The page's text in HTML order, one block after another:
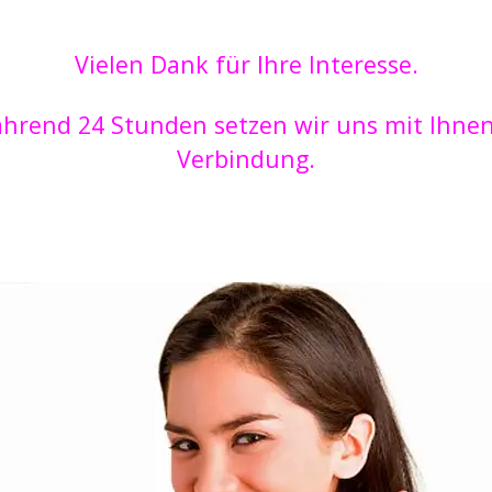
Vielen Dank für Ihre Interesse.
24 Stunden setzen wir uns mit
Verbindung.